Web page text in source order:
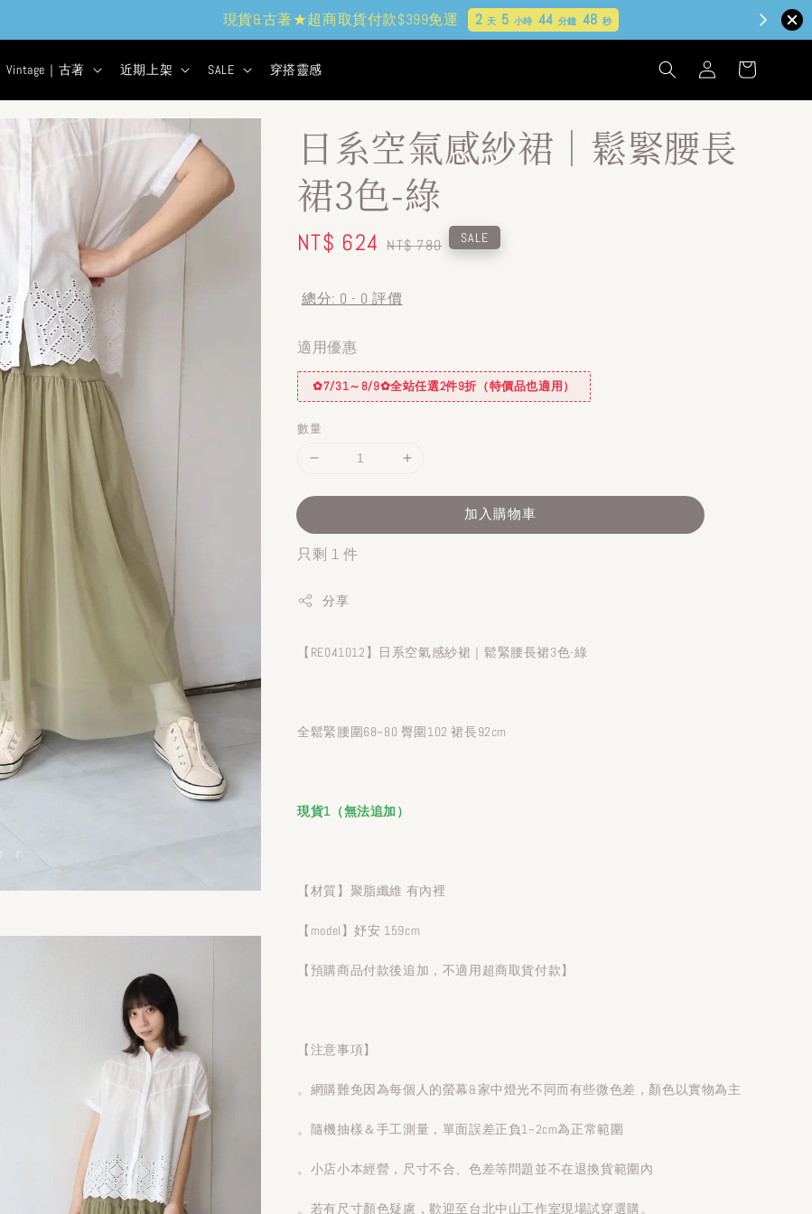
現貨&古著★超商取貨付款$399免運 2天 5小時 44分鐘 46秒
Vintage｜古著 近期上架 SALE 穿搭靈感
日系空氣感紗裙｜鬆緊腰長
裙3色-綠
Sale
NT$ 624 Regular
NT$ 780 SALE
總分: 0 - 0 評價
適用優惠
✿7/31～8/9✿全站任選2件9折（特價品也適用）
數量
加入購物車
只剩 1 件
分享
【RE041012】日系空氣感紗裙｜鬆緊腰長裙3色-綠
全鬆緊腰圍68~80 臀圍102 裙長92cm
現貨1（無法追加）
【材質】聚脂纖維 有內裡
【model】妤安 159cm
【預購商品付款後追加，不適用超商取貨付款】
【注意事項】
。網購難免因為每個人的螢幕&家中燈光不同而有些微色差，顏色以實物為主
。隨機抽樣＆手工測量，單面誤差正負1~2cm為正常範圍
。小店小本經營，尺寸不合、色差等問題並不在退換貨範圍內
。若有尺寸顏色疑慮，歡迎至台北中山工作室現場試穿選購。